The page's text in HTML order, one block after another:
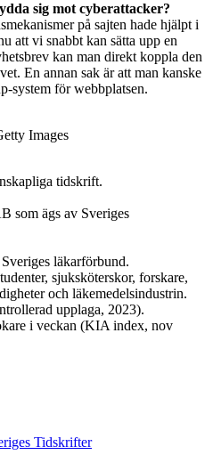
sig mot cyberattacker?
på sajten hade hjälpt i
att vi snabbt kan sätta upp en
kan man direkt koppla den
En annan sak är att man kanske
system för webbplatsen.
Images
tidskrift.
som ägs av Sveriges
läkarförbund.
sjuksköterskor, forskare,
och läkemedelsindustrin.
upplaga, 2023).
i veckan (KIA index, nov
Tidskrifter